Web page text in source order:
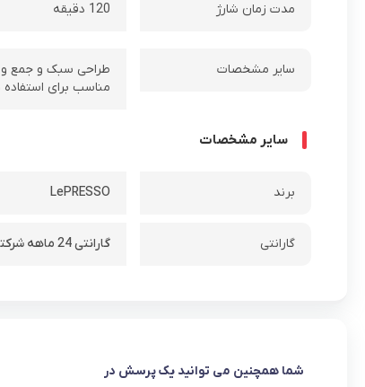
مدت زمان شارژ 120 دقیقه
سایر مشخصات
طراحی سبک و جمع و
مناسب برای
سایر مشخصات
برند LePRESSO
گارانتی گارانتی 24 ماهه شرکتی
شما همچنین می توانید یک پرسش در